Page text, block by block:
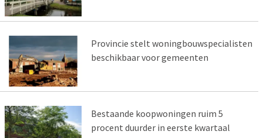
Provincie stelt woningbouwspecialisten
beschikbaar voor gemeenten
Bestaande koopwoningen ruim 5
procent duurder in eerste kwartaal